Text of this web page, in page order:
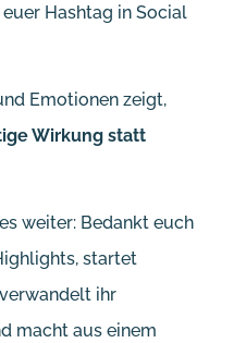
Hashtag in Social
Emotionen zeigt,
Wirkung statt
weiter: Bedankt euch
startet
ihr
macht aus einem